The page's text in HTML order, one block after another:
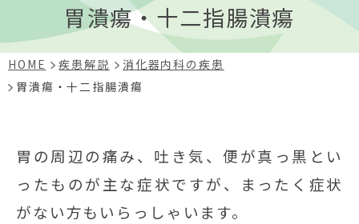
胃潰瘍・十二指腸潰瘍
HOME 疾患解説
消化器内科の疾患
胃潰瘍・十二指腸潰瘍
胃の周辺の痛み、吐き気、便が真っ黒とい
ったものが主な症状ですが、まったく症状
がない方もいらっしゃいます。